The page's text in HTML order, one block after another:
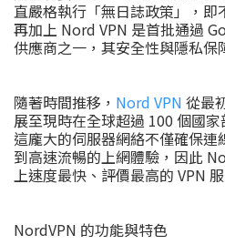
直嚴格執行「無日誌政策」，即
再加上 Nord VPN 是首批通過
供應商之一，其安全性與隱私保
隨著時間推移， Nord VPN 從最
展至現時在全球超過 100 個國
這龐大的伺服器網絡不僅確保
到高速流暢的上網體驗，因此
上速度最快、評價最高的 VPN
NordVPN 的功能與特色